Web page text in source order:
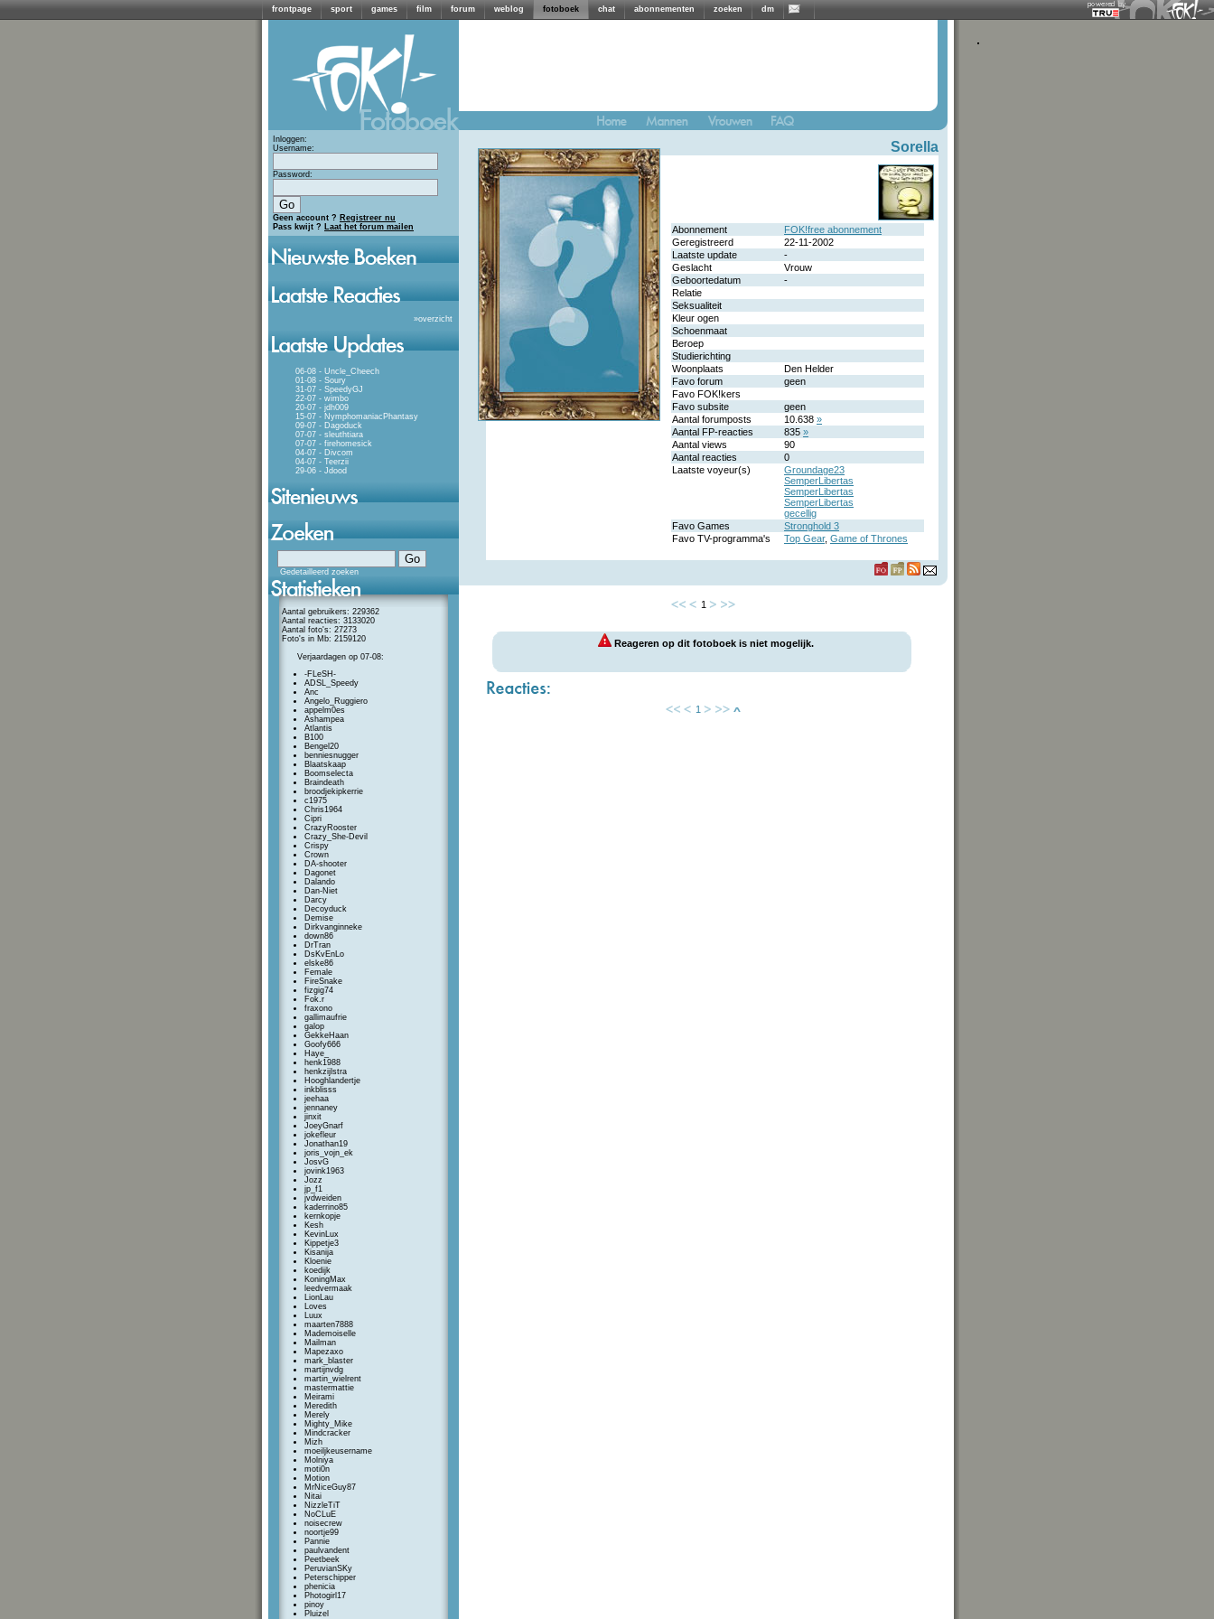
frontpage sport games film forum weblog fotoboek chat abonnementen zoeken dm
Inloggen:
Username:
Password:
Geen account ? Registreer nu
Pass kwijt ? Laat het forum mailen
»overzicht
06-08 - Uncle_Cheech
01-08 - Soury
31-07 - SpeedyGJ
22-07 - wimbo
20-07 - jdh009
15-07 - NymphomaniacPhantasy
09-07 - Dagoduck
07-07 - sleuthtiara
07-07 - firehomesick
04-07 - Divcom
04-07 - Teerzii
29-06 - Jdood
Gedetailleerd zoeken
Aantal gebruikers: 229362
Aantal reacties: 3133020
Aantal foto's: 27273
Foto's in Mb: 2159120
Verjaardagen op 07-08:
-FLeSH-
ADSL_Speedy
Anc
Angelo_Ruggiero
appelm0es
Ashampea
Atlantis
B100
Bengel20
benniesnugger
Blaatskaap
Boomselecta
Braindeath
broodjekipkerrie
c1975
Chris1964
Cipri
CrazyRooster
Crazy_She-Devil
Crispy
Crown
DA-shooter
Dagonet
Dalando
Dan-Niet
Darcy
Decoyduck
Demise
Dirkvanginneke
down86
DrTran
DsKvEnLo
elske86
Female
FireSnake
fizgig74
Fok.r
fraxono
gallimaufrie
galop
GekkeHaan
Goofy666
Haye_
henk1988
henkzijlstra
Hooghlandertje
inkblisss
jeehaa
jennaney
jinxit
JoeyGnarf
jokefleur
Jonathan19
joris_vojn_ek
JosvG
jovink1963
Jozz
jp_f1
jvdweiden
kaderrino85
kernkopje
Kesh
KevinLux
Kippetje3
Kisanija
Kloenie
koedijk
KoningMax
leedvermaak
LionLau
Loves
Luux
maarten7888
Mademoiselle
Mailman
Mapezaxo
mark_blaster
martijnvdg
martin_wielrent
mastermattie
Meirami
Meredith
Merely
Mighty_Mike
Mindcracker
Mizh
moeiljkeusername
Molniya
moti0n
Motion
MrNiceGuy87
Nitai
NizzleTiT
NoCLuE
noisecrew
noortje99
Pannie
paulvandent
Peetbeek
PeruvianSKy
Peterschipper
phenicia
Photogirl17
pinoy
Pluizel
Sorella
Abonnement
FOK!free abonnement
Geregistreerd
22-11-2002
Laatste update
-
Geslacht
Vrouw
Geboortedatum
-
Relatie
Seksualiteit
Kleur ogen
Schoenmaat
Beroep
Studierichting
Woonplaats
Den Helder
Favo forum
geen
Favo FOK!kers
Favo subsite
geen
Aantal forumposts
10.638 »
Aantal FP-reacties
835 »
Aantal views
90
Aantal reacties
0
Laatste voyeur(s)
Groundage23
SemperLibertas
SemperLibertas
SemperLibertas
gecellig
Favo Games
Stronghold 3
Favo TV-programma's
Top Gear, Game of Thrones
1
Reageren op dit fotoboek is niet mogelijk.
1